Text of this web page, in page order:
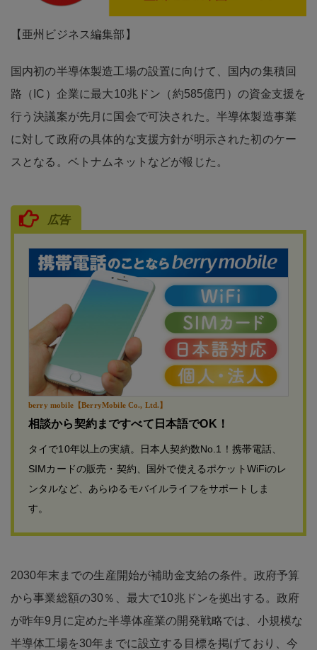
【亜州ビジネス編集部】
国内初の半導体製造工場の設置に向けて、国内の集積回
路（IC）企業に最大10兆ドン（約585億円）の資金支援を
行う決議案が先月に国会で可決された。半導体製造事業
に対して政府の具体的な支援方針が明示された初のケー
スとなる。ベトナムネットなどが報じた。
広告
berry mobile【BerryMobile Co., Ltd.】
相談から契約まですべて日本語でOK！
タイで10年以上の実績。日本人契約数No.1！携帯電話、
SIMカードの販売・契約、国外で使えるポケットWiFiのレ
ンタルなど、あらゆるモバイルライフをサポートしま
す。
2030年末までの生産開始が補助金支給の条件。政府予算
から事業総額の30％、最大で10兆ドンを拠出する。政府
が昨年9月に定めた半導体産業の開発戦略では、小規模な
半導体工場を30年までに設立する目標を掲げており、今